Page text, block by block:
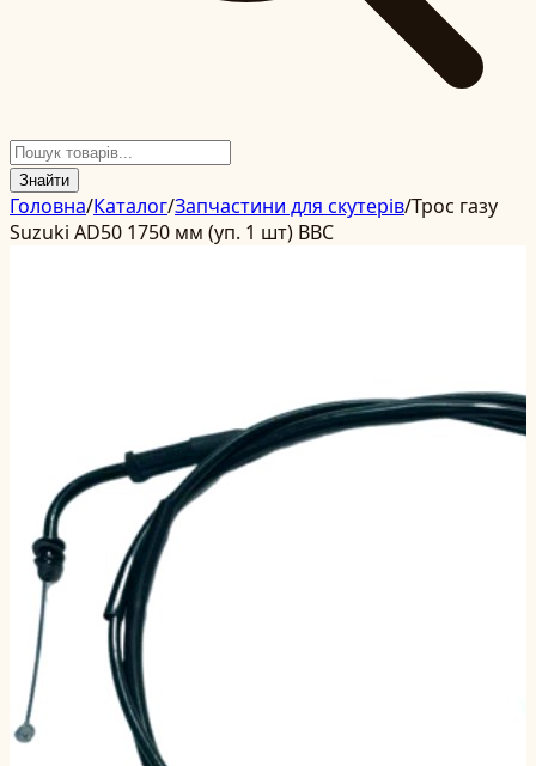
Знайти
Головна/Каталог/Запчастини для скутерів/Трос газу
Suzuki AD50 1750 мм (уп. 1 шт) BBC